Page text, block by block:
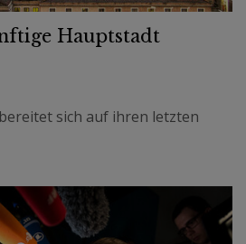
Hauptstadt
sich auf ihren letzten